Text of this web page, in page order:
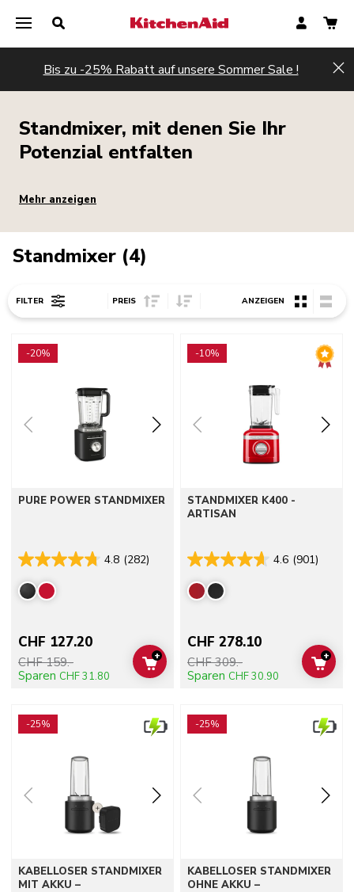
Bis zu -25% Rabatt auf unsere Sommer Sale !
Standmixer, mit denen Sie Ihr
Potenzial entfalten
Mehr anzeigen
Standmixer (4)
FILTER PREIS Sort Price ascending
Sort Price descending
ANZEIGEN
-20%
PURE POWER STANDMIXER
4.8 (282)
CHF 127.20
CHF 159.-
Sparen CHF 31.80
ADD TO CART
+
-10%
STANDMIXER K400 -
ARTISAN
4.6 (901)
CHF 278.10
CHF 309.-
Sparen CHF 30.90
ADD
+
-25%
KABELLOSER STANDMIXER
MIT AKKU –
-25%
KABELLOSER STANDMIXER
OHNE AKKU –